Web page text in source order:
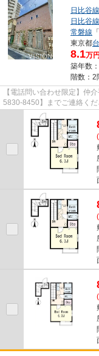
日比谷線
日比谷線
常磐線 「
東京都
8.1万円
築年数
階数：2
【電話問い合わせ限定】仲
5830-8450】までご連絡く
駅利用可 駅徒歩10分以内